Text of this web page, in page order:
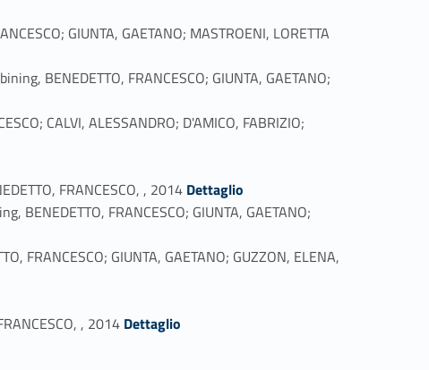
GIUNTA, GAETANO; MASTROENI, LORETTA
BENEDETTO, FRANCESCO; GIUNTA, GAETANO;
CALVI, ALESSANDRO; D'AMICO, FABRIZIO;
FRANCESCO, , 2014 Link identifier #identifier_person_119178-56
Dettaglio
FRANCESCO; GIUNTA, GAETANO;
GIUNTA, GAETANO; GUZZON, ELENA,
, 2014 Link identifier #identifier_person_85056-60
Dettaglio